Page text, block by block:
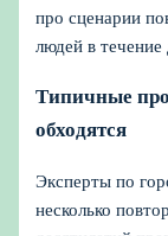
про сценарии
людей в течение
Типичные
обходятся
Эксперты по
несколько